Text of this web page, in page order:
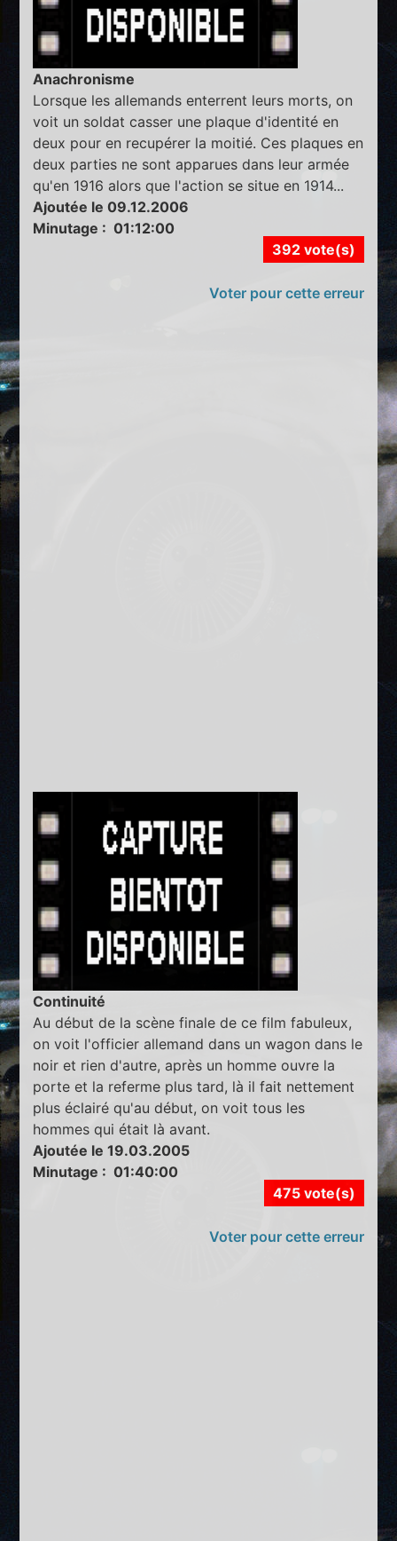
Anachronisme
Lorsque les allemands enterrent leurs morts, on
voit un soldat casser une plaque d'identité en
deux pour en recupérer la moitié. Ces plaques en
deux parties ne sont apparues dans leur armée
qu'en 1916 alors que l'action se situe en 1914...
Ajoutée le 09.12.2006
Minutage : 01:12:00
392 vote(s)
Voter pour cette erreur
Continuité
Au début de la scène finale de ce film fabuleux,
on voit l'officier allemand dans un wagon dans le
noir et rien d'autre, après un homme ouvre la
porte et la referme plus tard, là il fait nettement
plus éclairé qu'au début, on voit tous les
hommes qui était là avant.
Ajoutée le 19.03.2005
Minutage : 01:40:00
475 vote(s)
Voter pour cette erreur